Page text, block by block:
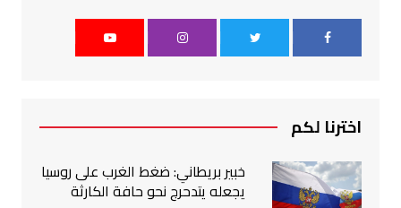
اخترنا لكم
خبير بريطاني: ضغط الغرب على روسيا
يجعله يتدحرج نحو حافة الكارثة